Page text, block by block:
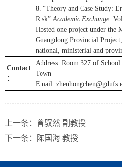
8. “Theory and Case Study:
Risk”.Academic Exchange.
Hosted one project under the
Guangdong Provincial
national, ministerial and
Contact
：
Address: Room 327 of
Town
Email:
上一条：
曾驭然 副教授
下一条：
陈国海 教授